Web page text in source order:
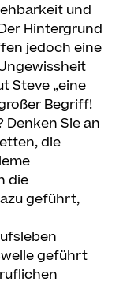
und
Hintergrund
jedoch eine
Steve „eine
Begriff!
Denken Sie an
die
die
geführt,
geführt